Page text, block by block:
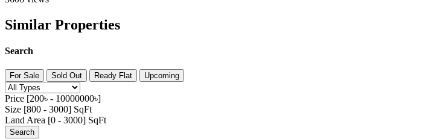
Similar Properties
Search
For Sale Sold Out Ready Flat Upcoming
Price [200৳ - 10000000৳]
Size [800 - 3000] SqFt
Land Area [0 - 3000] SqFt
Search